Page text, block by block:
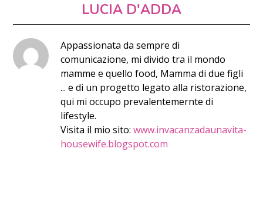
LUCIA D'ADDA
Appassionata da sempre di
comunicazione, mi divido tra il mondo
mamme e quello food, Mamma di due figli
... e di un progetto legato alla ristorazione,
qui mi occupo prevalentemernte di
lifestyle.
Visita il mio sito:www.invacanzadaunavita-
housewife.blogspot.com